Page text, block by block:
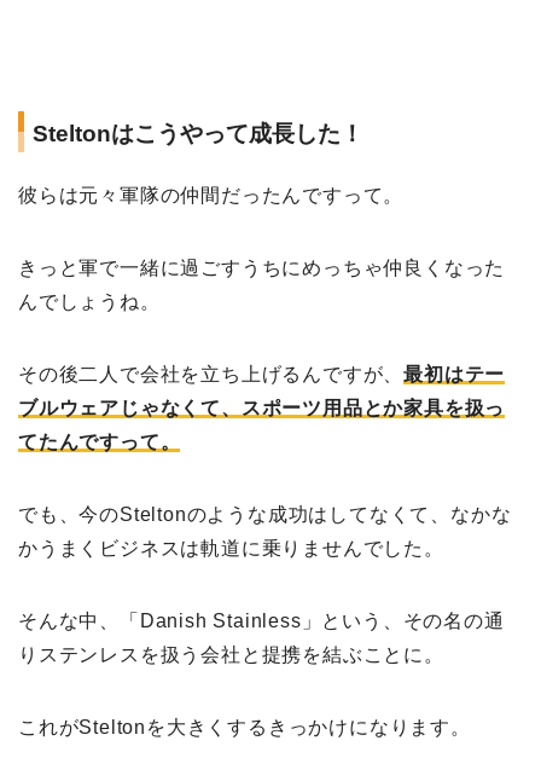
Steltonはこうやって成長した！
彼らは元々軍隊の仲間だったんですって。
きっと軍で一緒に過ごすうちにめっちゃ仲良くなった
んでしょうね。
その後二人で会社を立ち上げるんですが、最初はテー
ブルウェアじゃなくて、スポーツ用品とか家具を扱っ
てたんですって。
でも、今のSteltonのような成功はしてなくて、なかな
かうまくビジネスは軌道に乗りませんでした。
そんな中、「Danish Stainless」という、その名の通
りステンレスを扱う会社と提携を結ぶことに。
これがSteltonを大きくするきっかけになります。